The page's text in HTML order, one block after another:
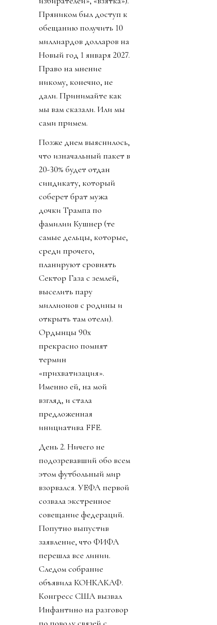
Пряником был доступ к
обещанию получить 10
миллиардов долларов на
Новый год 1 января 2027.
Право на мнение
никому, конечно, не
дали. Принимайте как
мы вам сказали. Или мы
сами примем.
Позже днем выяснилось,
что изначальный пакет в
20-30% будет отдан
синдикату, который
соберет брат мужа
дочки Трампа по
фамилии Кушнер (те
самые дельцы, которые,
среди прочего,
планируют сровнять
Сектор Газа с землей,
выселить пару
миллионов с родины и
открыть там отели).
Ордынцы 90х
прекрасно помнят
термин
«прихватизация».
Именно ей, на мой
взгляд, и стала
предложенная
инициатива FFE.
День 2. Ничего не
подозревавший обо всем
этом футбольный мир
взорвался. УЕФА первой
созвала экстренное
совещание федераций.
Попутно выпустив
заявление, что ФИФА
перешла все линии.
Следом собрание
объявила КОНКАКАФ.
Конгресс США вызвал
Инфантино на разговор